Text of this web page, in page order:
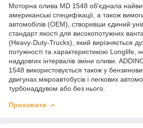
Моторна олива MD 1548 об'єднала
американські специфікації, а також
автомобілів (OEM), створивши єдиний
стандарт якості для високопотужних
(Heavy-Duty-Trucks), який вирізняється
потужності та характеристикою Longlife,
наддовгих інтервалів зміни оливи.
1548 використовується також у
двигунах мікроавтобусів і легкових
турбонаддувом або без нього.
Приховати